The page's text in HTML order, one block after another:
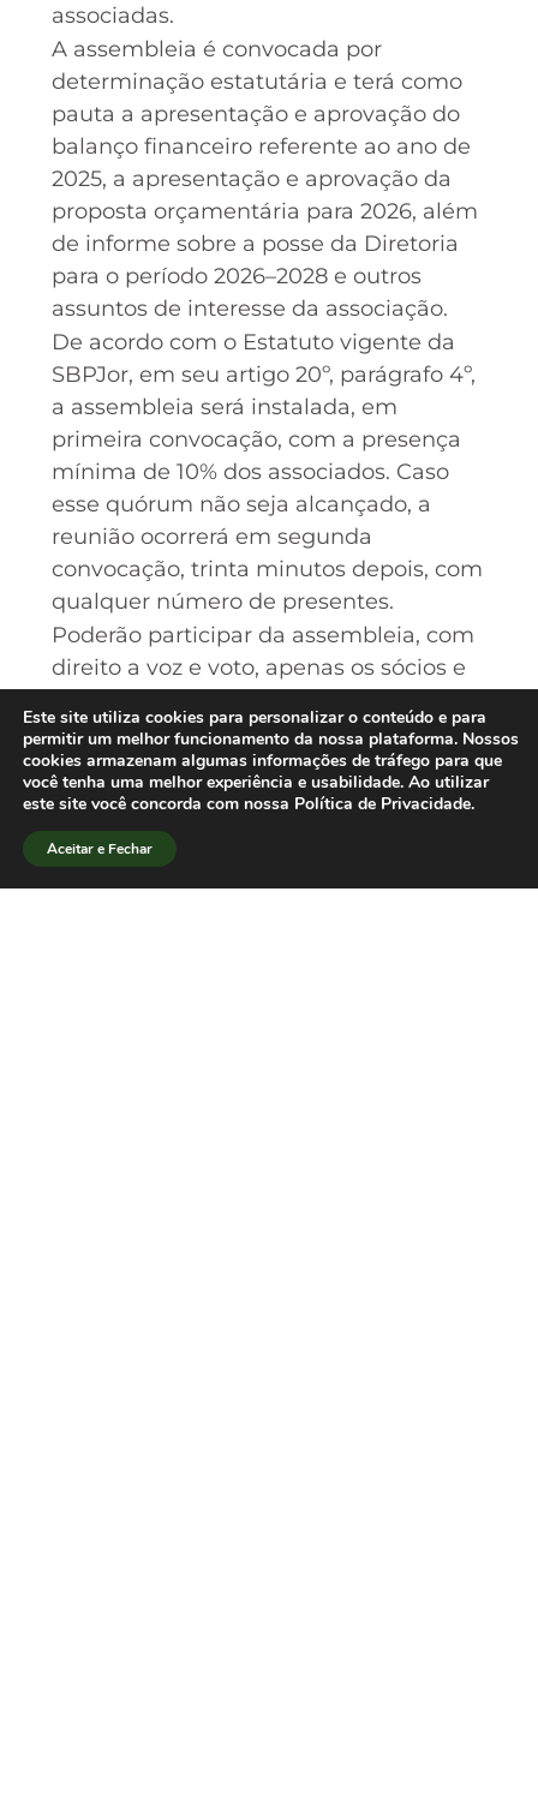
associadas.
A assembleia é convocada por
determinação estatutária e terá como
pauta a apresentação e aprovação do
balanço financeiro referente ao ano de
2025, a apresentação e aprovação da
proposta orçamentária para 2026, além
de informe sobre a posse da Diretoria
para o período 2026–2028 e outros
assuntos de interesse da associação.
De acordo com o Estatuto vigente da
SBPJor, em seu artigo 20º, parágrafo 4º,
a assembleia será instalada, em
primeira convocação, com a presença
mínima de 10% dos associados. Caso
esse quórum não seja alcançado, a
reunião ocorrerá em segunda
convocação, trinta minutos depois, com
qualquer número de presentes.
Poderão participar da assembleia, com
direito a voz e voto, apenas os sócios e
ao ano de 2025. Aqueles que
precisarem regularizar sua situação
devem entrar em contato com a
diretoria administrativa pelo e-
maildiretoriadministrativa@sbpjor.org.br
Este site utiliza cookies para personalizar o conteúdo e para
permitir um melhor funcionamento da nossa plataforma. Nossos
cookies armazenam algumas informações de tráfego para que
você tenha uma melhor experiência e usabilidade. Ao utilizar
este site você concorda com nossa Política de Privacidade.
Aceitar e Fechar